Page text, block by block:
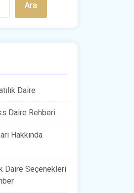
Ara
Daire
Daire Rehberi
Hakkında
Daire Seçenekleri